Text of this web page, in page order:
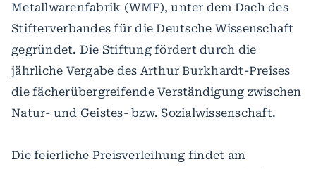
Metallwarenfabrik (WMF), unter dem Dach des
Stifterverbandes für die Deutsche Wissenschaft
gegründet. Die Stiftung fördert durch die
jährliche Vergabe des Arthur Burkhardt-Preises
die fächerübergreifende Verständigung zwischen
Natur- und Geistes- bzw. Sozialwissenschaft.
Die feierliche Preisverleihung findet am